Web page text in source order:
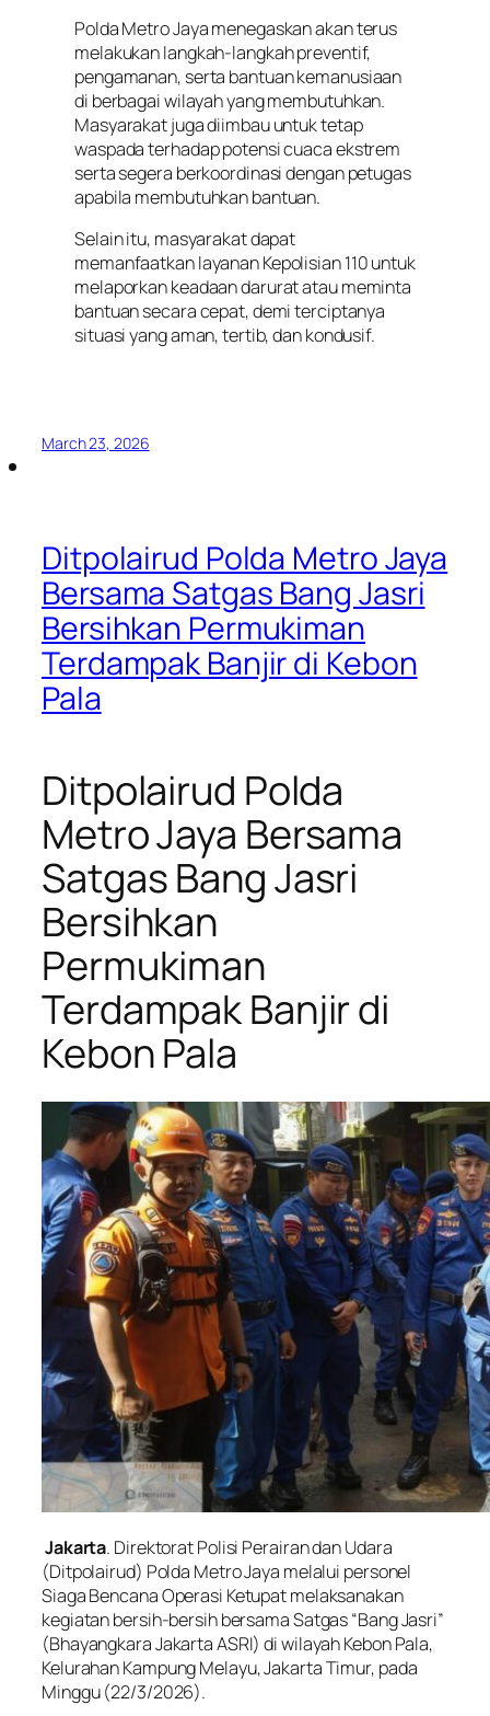
Polda Metro Jaya menegaskan akan terus
melakukan langkah-langkah preventif,
pengamanan, serta bantuan kemanusiaan
di berbagai wilayah yang membutuhkan.
Masyarakat juga diimbau untuk tetap
waspada terhadap potensi cuaca ekstrem
serta segera berkoordinasi dengan petugas
apabila membutuhkan bantuan.
Selain itu, masyarakat dapat
memanfaatkan layanan Kepolisian 110 untuk
melaporkan keadaan darurat atau meminta
bantuan secara cepat, demi terciptanya
situasi yang aman, tertib, dan kondusif.
March 23, 2026
Ditpolairud Polda Metro Jaya
Bersama Satgas Bang Jasri
Bersihkan Permukiman
Terdampak Banjir di Kebon
Pala
Ditpolairud Polda
Metro Jaya Bersama
Satgas Bang Jasri
Bersihkan
Permukiman
Terdampak Banjir di
Kebon Pala
Jakarta. Direktorat Polisi Perairan dan Udara
(Ditpolairud) Polda Metro Jaya melalui personel
Siaga Bencana Operasi Ketupat melaksanakan
kegiatan bersih-bersih bersama Satgas “Bang Jasri”
(Bhayangkara Jakarta ASRI) di wilayah Kebon Pala,
Kelurahan Kampung Melayu, Jakarta Timur, pada
Minggu (22/3/2026).